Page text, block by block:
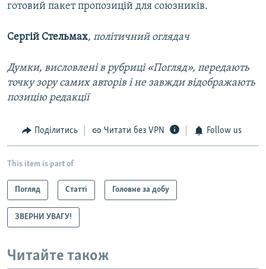
готовий пакет пропозицій для союзників.
Сергій Стельмах, політичний оглядач
Думки, висловлені в рубриці «Погляд», передають
точку зору самих авторів і не завжди відображають
позицію редакції
Поділитись Читати без VPN Follow us
This item is part of
Погляд Статті Головне за добу
ЗВЕРНИ УВАГУ!
Читайте також